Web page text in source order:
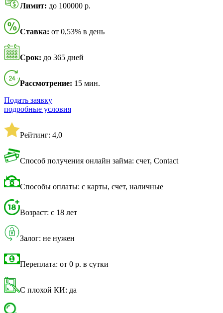
Лимит: до 100000 р.
Ставка: от 0,53% в день
Срок: до 365 дней
Рассмотрение: 15 мин.
Подать заявку
подробные условия
Рейтинг: 4,0
Способ получения онлайн займа: счет, Contact
Способы оплаты: с карты, счет, наличные
Возраст: с 18 лет
Залог: не нужен
Переплата: от 0 р. в сутки
С плохой КИ: да